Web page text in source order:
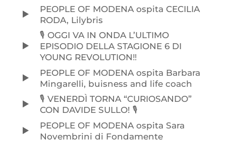
PEOPLE OF MODENA ospita CECILIA
RODA, Lilybris
🎙️ OGGI VA IN ONDA L’ULTIMO
EPISODIO DELLA STAGIONE 6 DI
YOUNG REVOLUTION‼️
PEOPLE OF MODENA ospita Barbara
Mingarelli, buisness and life coach
🎙️ VENERDÌ TORNA “CURIOSANDO”
CON DAVIDE SULLO! 🎙️
PEOPLE OF MODENA ospita Sara
Novembrini di Fondamente